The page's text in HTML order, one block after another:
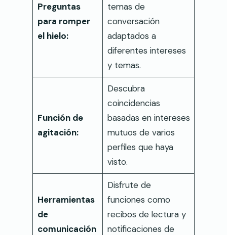
Preguntas
para romper
el hielo:
temas de
conversación
adaptados a
diferentes intereses
y temas.
Función de
agitación:
Descubra
coincidencias
basadas en intereses
mutuos de varios
perfiles que haya
visto.
Herramientas
de
comunicación
Disfrute de
funciones como
recibos de lectura y
notificaciones de